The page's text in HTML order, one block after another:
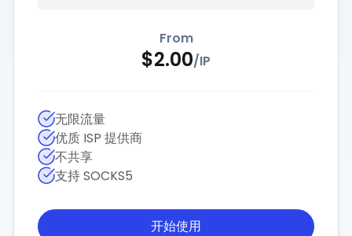
From
$2.00/IP
无限流量
优质 ISP 提供商
不共享
支持 SOCKS5
开始使用